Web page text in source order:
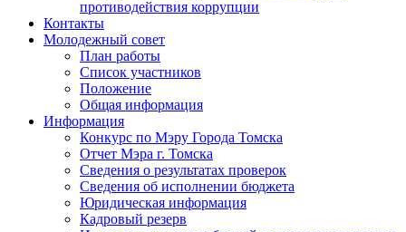
противодействия коррупции
Контакты
Молодежный совет
План работы
Список участников
Положение
Общая информация
Информация
Конкурс по Мэру Города Томска
Отчет Мэра г. Томска
Сведения о результатах проверок
Сведения об исполнении бюджета
Юридическая информация
Кадровый резерв